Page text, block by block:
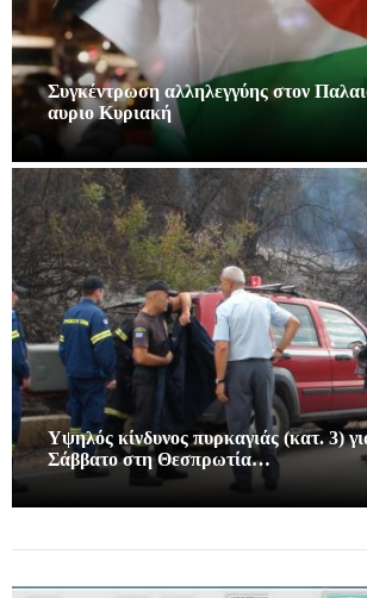
Συγκέντρωση αλληλεγγύης στον
αυριο Κυριακή
Υψηλός κίνδυνος πυρκαγιάς (κατ. 3)
Σάββατο στη Θεσπρωτία…